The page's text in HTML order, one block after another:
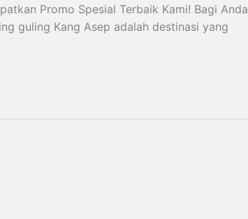
Promo Spesial Terbaik Kami! Bagi Anda
guling Kang Asep adalah destinasi yang